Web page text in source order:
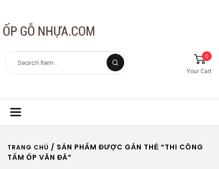
0
Your Cart
Toggle
navigation
TRANG CHỦ / SẢN PHẨM ĐƯỢC GẮN THẺ “THI CÔNG
TẤM ỐP VÂN ĐÁ”